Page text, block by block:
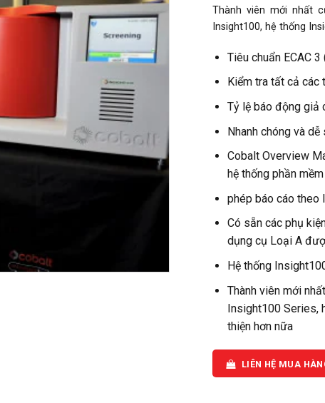
Thành viên mới nhất
Insight100, hệ thống
Tiêu chuẩn ECAC
Kiểm tra tất cả
Tỷ lệ báo động giả
Nhanh chóng và
Cobalt Overview
hệ thống phần
phép báo cáo theo
Có sẵn các phụ
dụng cụ Loại A
Hệ thống
Thành viên mới
Insight100 Series,
thiện hơn nữa
LIÊN HỆ MUA